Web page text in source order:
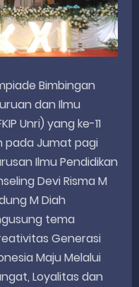
SUMATERA BARAT
Thursday, 6 August
Bimbingan
dan Ilmu
Unri) yang ke-11
pada Jumat pagi
Ilmu Pendidikan
Devi Risma M
M Diah
tema
Generasi
Maju Melalui
Loyalitas dan